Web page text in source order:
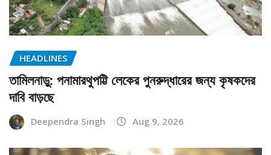
HEADLINES
তামিলনাড়ু: পনামারথুপট্টি লেকের পুনরুদ্ধারের জন্য কৃষকদের
দাবি বাড়ছে
Deependra Singh Aug 9, 2026